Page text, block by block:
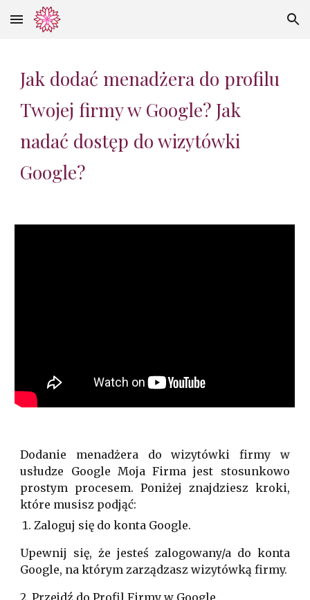
Skip to main content Skip to navigation
Jak dodać menadżera do profilu
Twojej firmy w Google? Jak
nadać dostęp do wizytówki
Google?
Dodanie menadżera do wizytówki firmy w
usłudze Google Moja Firma jest stosunkowo
prostym procesem. Poniżej znajdziesz kroki,
które musisz podjąć:
Zaloguj się do konta Google.
Upewnij się, że jesteś zalogowany/a do konta
Google, na którym zarządzasz wizytówką firmy.
2. Przejdź doProfil Firmy w Google.